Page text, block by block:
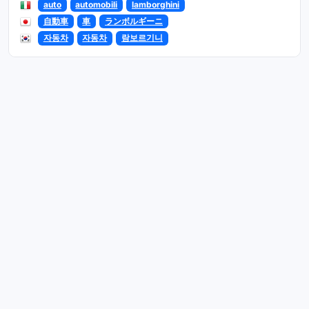
auto automobili
lamborghini
自動車
車
ランボルギーニ
자동차
자동차 람보르기니